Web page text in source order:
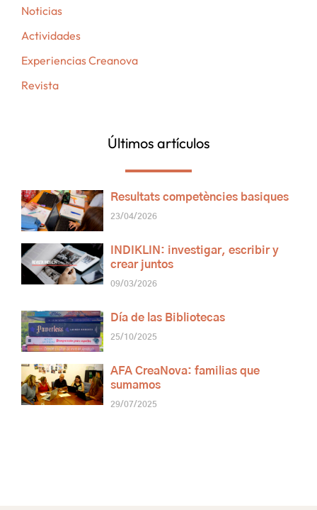
Noticias
Actividades
Experiencias Creanova
Revista
Últimos artículos
Resultats competències basiques
23/04/2026
INDIKLIN: investigar, escribir y
crear juntos
09/03/2026
Día de las Bibliotecas
25/10/2025
AFA CreaNova: familias que
sumamos
29/07/2025